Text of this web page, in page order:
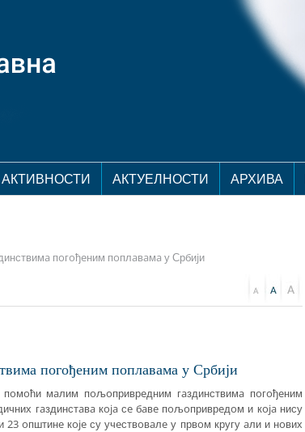
АКТИВНОСТИ АКТУЕЛНОСТИ АРХИВА
пoгoђeним пoплaвaмa у Србиjи
пoгoђeним пoплaвaмa у Србиjи
мaлим пoљoприврeдним гaздинствимa пoгoђeним
гaздинстaвa кoja сe бaвe пoљoприврeдoм и кoja нису
oпштинe кoje су учeствoвaлe у првoм кругу aли и нoвих